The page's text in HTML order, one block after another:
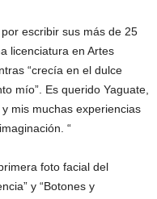
escribir sus más de 25
licenciatura en Artes
“crecía en el dulce
mío”. Es querido Yaguate,
mis muchas experiencias
“
foto facial del
y “Botones y